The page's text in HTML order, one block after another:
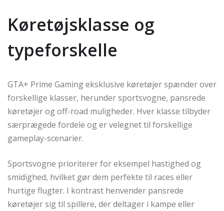
Køretøjsklasse og
typeforskelle
GTA+ Prime Gaming eksklusive køretøjer spænder over
forskellige klasser, herunder sportsvogne, pansrede
køretøjer og off-road muligheder. Hver klasse tilbyder
særprægede fordele og er velegnet til forskellige
gameplay-scenarier.
Sportsvogne prioriterer for eksempel hastighed og
smidighed, hvilket gør dem perfekte til races eller
hurtige flugter. I kontrast henvender pansrede
køretøjer sig til spillere, der deltager i kampe eller